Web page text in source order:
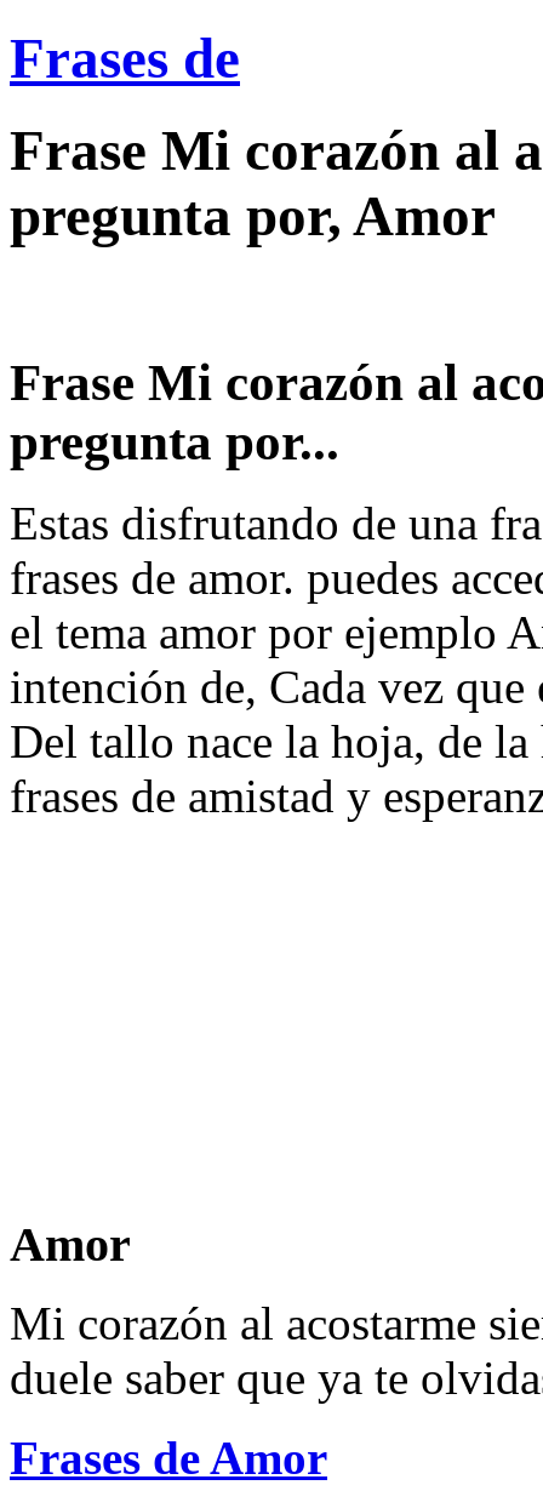
Frases de
Frase Mi corazón al
pregunta por, Amor
Frase Mi corazón al
pregunta por...
Estas disfrutando de una
frases de amor. puedes
el tema amor por ejemplo
intención de, Cada vez
Del tallo nace la hoja, de
frases de amistad y
Amor
Mi corazón al acostarme
duele saber que ya te
Frases de Amor